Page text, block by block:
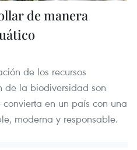
de manera
de los recursos
de la biodiversidad son
en un país con una
moderna y responsable.